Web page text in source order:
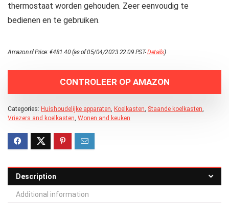
thermostaat worden gehouden. Zeer eenvoudig te
bedienen en te gebruiken.
Amazon.nl Price:€481.40(as of 05/04/2023 22:09 PST-Details)
CONTROLEER OP AMAZON
Categories: Huishoudelijke apparaten Koelkasten Staande koelkasten
Vriezers and koelkasten Wonen and keuken
Description
Additional information